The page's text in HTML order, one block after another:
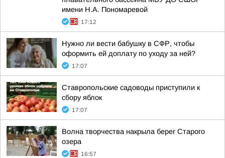
имени Н.А. Пономаревой
17:12
Нужно ли вести бабушку в СФР, чтобы
оформить ей доплату по уходу за ней?
17:07
Ставропольские садоводы приступили к
сбору яблок
17:07
Волна творчества накрыла берег Старого
озера
16:57